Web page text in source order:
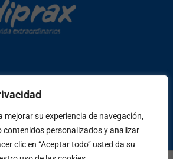
mejorar su experiencia de navegación,
contenidos personalizados y analizar
clic en “Aceptar todo” usted da su
T
i
k
P
e
o